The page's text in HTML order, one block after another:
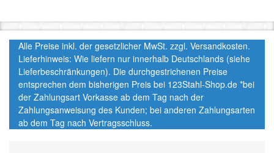
Alle Preise inkl. der gesetzlicher MwSt. zzgl. Versandkosten.
Lieferhinweis: Wie liefern nur innerhalb Deutschlands (siehe
Lieferbeschränkungen). Die durchgestrichenen Preise
entsprechen dem bisherigen Preis bei 123Stahl-Shop.de *bei
der Zahlungsart Vorkasse ab dem Tag nach der
Zahlungsanweisung des Kunden; bei anderen Zahlungsarten
ab dem Tag nach Vertragsschluss.